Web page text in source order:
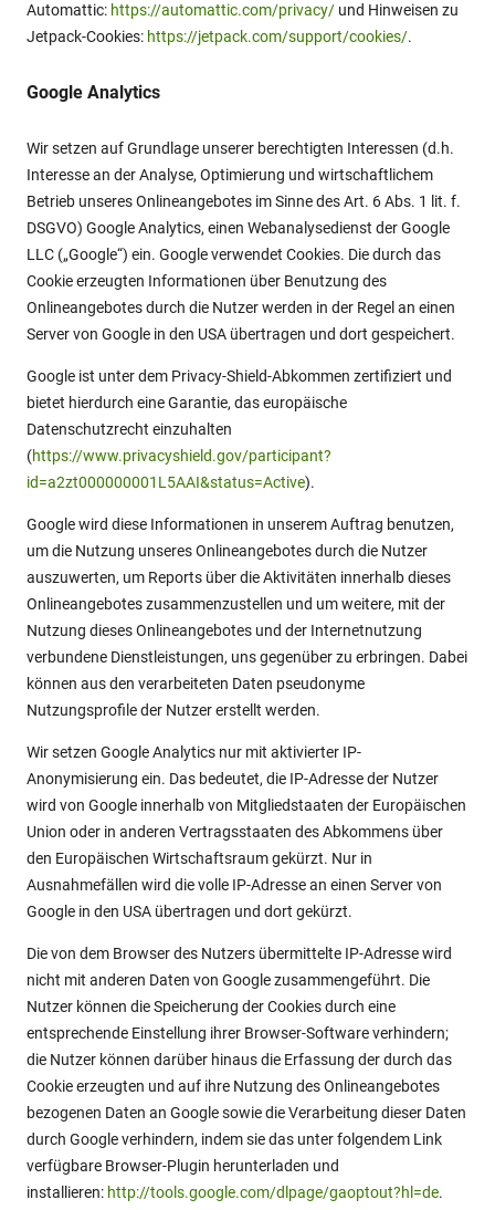
Automattic: https://automattic.com/privacy/ und Hinweisen zu
Jetpack-Cookies: https://jetpack.com/support/cookies/.
Google Analytics
Wir setzen auf Grundlage unserer berechtigten Interessen (d.h.
Interesse an der Analyse, Optimierung und wirtschaftlichem
Betrieb unseres Onlineangebotes im Sinne des Art. 6 Abs. 1 lit. f.
DSGVO) Google Analytics, einen Webanalysedienst der Google
LLC („Google“) ein. Google verwendet Cookies. Die durch das
Cookie erzeugten Informationen über Benutzung des
Onlineangebotes durch die Nutzer werden in der Regel an einen
Server von Google in den USA übertragen und dort gespeichert.
Google ist unter dem Privacy-Shield-Abkommen zertifiziert und
bietet hierdurch eine Garantie, das europäische
Datenschutzrecht einzuhalten
(https://www.privacyshield.gov/participant?
id=a2zt000000001L5AAI&status=Active).
Google wird diese Informationen in unserem Auftrag benutzen,
um die Nutzung unseres Onlineangebotes durch die Nutzer
auszuwerten, um Reports über die Aktivitäten innerhalb dieses
Onlineangebotes zusammenzustellen und um weitere, mit der
Nutzung dieses Onlineangebotes und der Internetnutzung
verbundene Dienstleistungen, uns gegenüber zu erbringen. Dabei
können aus den verarbeiteten Daten pseudonyme
Nutzungsprofile der Nutzer erstellt werden.
Wir setzen Google Analytics nur mit aktivierter IP-
Anonymisierung ein. Das bedeutet, die IP-Adresse der Nutzer
wird von Google innerhalb von Mitgliedstaaten der Europäischen
Union oder in anderen Vertragsstaaten des Abkommens über
den Europäischen Wirtschaftsraum gekürzt. Nur in
Ausnahmefällen wird die volle IP-Adresse an einen Server von
Google in den USA übertragen und dort gekürzt.
Die von dem Browser des Nutzers übermittelte IP-Adresse wird
nicht mit anderen Daten von Google zusammengeführt. Die
Nutzer können die Speicherung der Cookies durch eine
entsprechende Einstellung ihrer Browser-Software verhindern;
die Nutzer können darüber hinaus die Erfassung der durch das
Cookie erzeugten und auf ihre Nutzung des Onlineangebotes
bezogenen Daten an Google sowie die Verarbeitung dieser Daten
durch Google verhindern, indem sie das unter folgendem Link
verfügbare Browser-Plugin herunterladen und
installieren: http://tools.google.com/dlpage/gaoptout?hl=de.